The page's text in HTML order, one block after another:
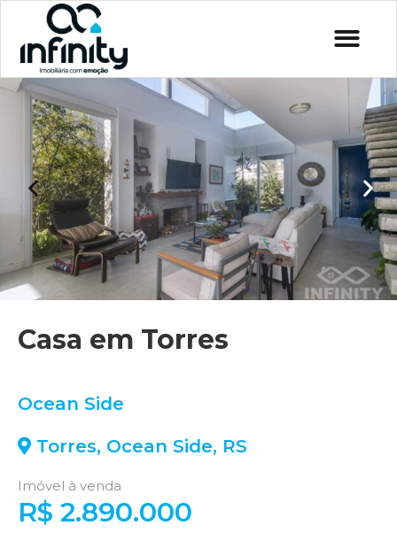
Casa em Torres
Ocean Side
Torres, Ocean Side, RS
Imóvel à venda
R$ 2.890.000